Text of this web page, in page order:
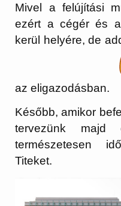
Mivel a felújítási
ezért a cégér és
kerül helyére, de
az eligazodásban.
Később, amikor
tervezünk majd
természetesen
Titeket.